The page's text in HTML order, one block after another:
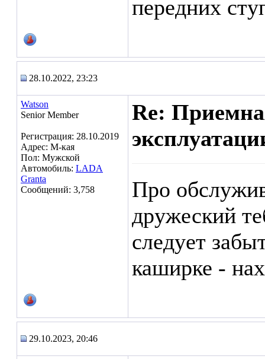
передних
28.10.2022, 23:23
Watson
Senior Member
Регистрация: 28.10.2019
Адрес: М-кая
Пол: Мужской
Автомобиль: LADA
Granta
Сообщений: 3,758
Re:
Про
дружеский
следует
каширке -
29.10.2023, 20:46